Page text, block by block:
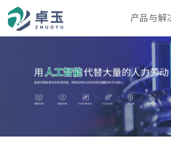
产品与解